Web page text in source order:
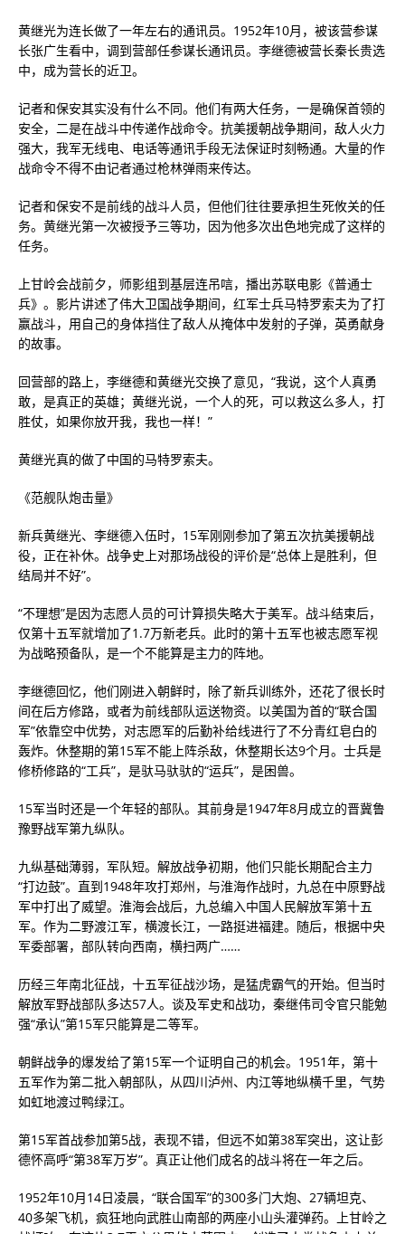
黄继光为连长做了一年左右的通讯员。1952年10月，被该营参谋
长张广生看中，调到营部任参谋长通讯员。李继德被营长秦长贵选
中，成为营长的近卫。
记者和保安其实没有什么不同。他们有两大任务，一是确保首领的
安全，二是在战斗中传递作战命令。抗美援朝战争期间，敌人火力
强大，我军无线电、电话等通讯手段无法保证时刻畅通。大量的作
战命令不得不由记者通过枪林弹雨来传达。
记者和保安不是前线的战斗人员，但他们往往要承担生死攸关的任
务。黄继光第一次被授予三等功，因为他多次出色地完成了这样的
任务。
上甘岭会战前夕，师影组到基层连吊唁，播出苏联电影《普通士
兵》。影片讲述了伟大卫国战争期间，红军士兵马特罗索夫为了打
赢战斗，用自己的身体挡住了敌人从掩体中发射的子弹，英勇献身
的故事。
回营部的路上，李继德和黄继光交换了意见，“我说，这个人真勇
敢，是真正的英雄；黄继光说，一个人的死，可以救这么多人，打
胜仗，如果你放开我，我也一样！”
黄继光真的做了中国的马特罗索夫。
《范舰队炮击量》
新兵黄继光、李继德入伍时，15军刚刚参加了第五次抗美援朝战
役，正在补休。战争史上对那场战役的评价是“总体上是胜利，但
结局并不好”。
“不理想”是因为志愿人员的可计算损失略大于美军。战斗结束后，
仅第十五军就增加了1.7万新老兵。此时的第十五军也被志愿军视
为战略预备队，是一个不能算是主力的阵地。
李继德回忆，他们刚进入朝鲜时，除了新兵训练外，还花了很长时
间在后方修路，或者为前线部队运送物资。以美国为首的“联合国
军”依靠空中优势，对志愿军的后勤补给线进行了不分青红皂白的
轰炸。休整期的第15军不能上阵杀敌，休整期长达9个月。士兵是
修桥修路的“工兵”，是驮马驮驮的“运兵”，是困兽。
15军当时还是一个年轻的部队。其前身是1947年8月成立的晋冀鲁
豫野战军第九纵队。
九纵基础薄弱，军队短。解放战争初期，他们只能长期配合主力
“打边鼓”。直到1948年攻打郑州，与淮海作战时，九总在中原野战
军中打出了威望。淮海会战后，九总编入中国人民解放军第十五
军。作为二野渡江军，横渡长江，一路挺进福建。随后，根据中央
军委部署，部队转向西南，横扫两广……
历经三年南北征战，十五军征战沙场，是猛虎霸气的开始。但当时
解放军野战部队多达57人。谈及军史和战功，秦继伟司令官只能勉
强“承认”第15军只能算是二等军。
朝鲜战争的爆发给了第15军一个证明自己的机会。1951年，第十
五军作为第二批入朝部队，从四川泸州、内江等地纵横千里，气势
如虹地渡过鸭绿江。
第15军首战参加第5战，表现不错，但远不如第38军突出，这让彭
德怀高呼“第38军万岁”。真正让他们成名的战斗将在一年之后。
1952年10月14日凌晨，“联合国军”的300多门大炮、27辆坦克、
40多架飞机，疯狂地向武胜山南部的两座小山头灌弹药。上甘岭之